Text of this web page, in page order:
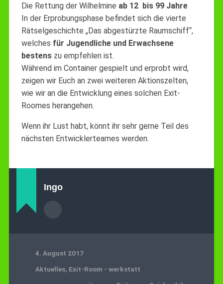
Die Rettung der Wilhelmine ab 12 bis 99 Jahre
In der Erprobungsphase befindet sich die vierte
Rätselgeschichte „Das abgestürzte Raumschiff“,
welches für Jugendliche und Erwachsene
bestenszu empfehlen ist.
Während im Container gespielt und erprobt wird,
zeigen wir Euch an zwei weiteren Aktionszelten,
wie wir an die Entwicklung eines solchen Exit-
Roomes herangehen.
Wenn ihr Lust habt, könnt ihr sehr gerne Teil des
nächsten Entwicklerteames werden.
Ingo
4. August 2017
Aktuelles, Exit-Room - werkstatt